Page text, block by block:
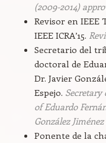
(2009-2014)
Revisor en IEEE
IEEE ICRA’15.
Secretario del
doctoral de
Dr. Javier
Espejo. Secretary
of Eduardo
González
Ponente de la